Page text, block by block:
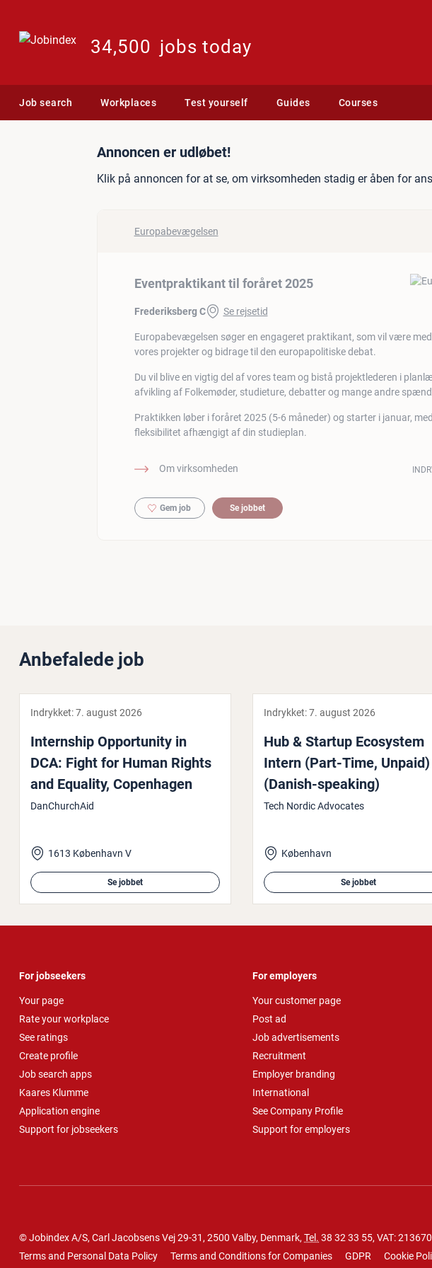
34,500 jobs today
Job search Workplaces Test yourself Guides Courses
Jobannonce: Eventpraktikant til
Annoncen er udløbet!
Klik på annoncen for at se, om virksomheden stadig er åben for
Europabevægelsen
Eventpraktikant til foråret 2025
Frederiksberg C Se rejsetid
Europabevægelsen søger en engageret praktikant, som vil være
vores projekter og bidrage til den europapolitiske debat.
Du vil blive en vigtig del af vores team og bistå projektlederen i
afvikling af Folkemøder, studieture, debatter og mange andre
Praktikken løber i foråret 2025 (5-6 måneder) og starter i januar,
fleksibilitet afhængigt af din studieplan.
Om virksomheden
Gem job Se jobbet
Anbefalede job
Indrykket:7. august 2026
In­terns­hip Op­portu­ni­ty in
DCA: Fight for Human Rights
and Equality, Co­pen­ha­gen
DanChurchAid
1613 København V
Se jobbet
Indrykket:7. august 2026
Hub & Startup Ecosystem
Intern (Part-Time, Unpaid)
(Danish-speaking)
Tech Nordic Advocates
København
Se jobbet
For jobseekers
Your page
Rate your workplace
See ratings
Create profile
Job search apps
Kaares Klumme
Application engine
Support for jobseekers
For employers
Your customer page
Post ad
Job advertisements
Recruitment
Employer branding
International
See Company Profile
Support for employers
© Jobindex A/S, Carl Jacobsens Vej 29-31, 2500 Valby, Denmark, Tel. 38 32 33 55, VAT:
Terms and Personal Data Policy
Terms and Conditions for Companies GDPR Cookie